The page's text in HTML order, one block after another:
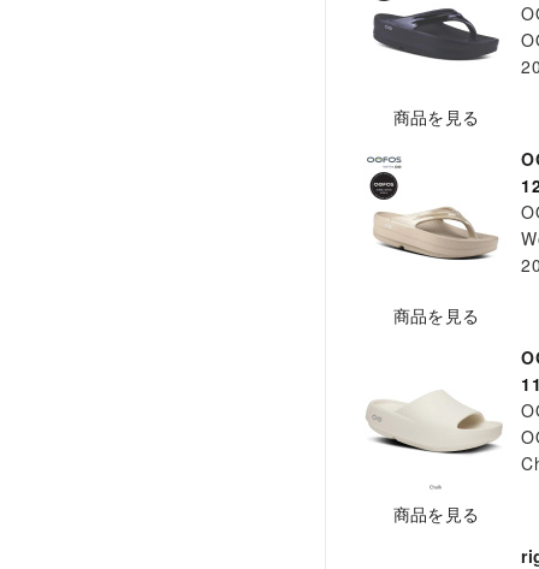
商品を見る
商品を見る
商品を見る